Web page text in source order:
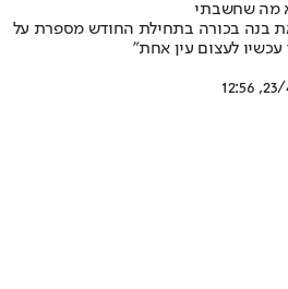
מה שחשבתי
בנה בכורה בתחילת החודש מספרת על
לעצום עין אחת"
23/4/